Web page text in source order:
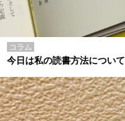
コラム
今日は私の読書方法について